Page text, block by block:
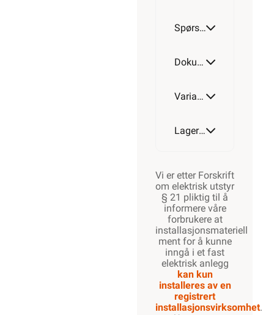
Spørsmål og svar
Dokumentasjon
Varianter av artikkel
Lagerstatus
Vi er etter Forskrift
om elektrisk utstyr
§ 21 pliktig til å
informere våre
forbrukere at
installasjonsmateriell
ment for å kunne
inngå i et fast
elektrisk anlegg
kan kun
installeres av en
registrert
installasjonsvirksomhet.